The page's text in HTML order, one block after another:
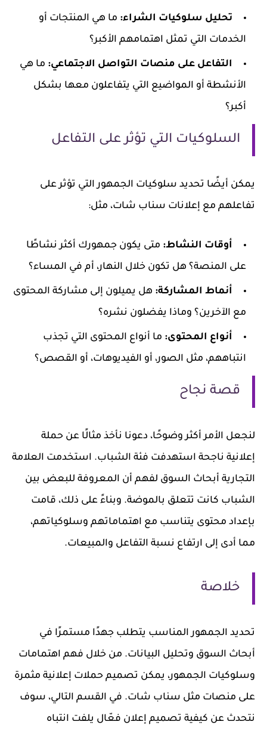
تحليل سلوكيات الشراء: ما هي المنتجات أو
الخدمات التي تمثل اهتمامهم الأكبر؟
التفاعل على منصات التواصل الاجتماعي: ما هي
الأنشطة أو المواضيع التي يتفاعلون معها بشكل
أكبر؟
السلوكيات التي تؤثر على التفاعل
يمكن أيضًا تحديد سلوكيات الجمهور التي تؤثر على
تفاعلهم مع إعلانات سناب شات، مثل:
أوقات النشاط: متى يكون جمهورك أكثر نشاطًا
على المنصة؟ هل تكون خلال النهار، أم في المساء؟
أنماط المشاركة: هل يميلون إلى مشاركة المحتوى
مع الآخرين؟ وماذا يفضلون نشره؟
أنواع المحتوى: ما أنواع المحتوى التي تجذب
انتباههم، مثل الصور، أو الفيديوهات، أو القصص؟
قصة نجاح
لنجعل الأمر أكثر وضوحًا، دعونا نأخذ مثالًا عن حملة
إعلانية ناجحة استهدفت فئة الشباب. استخدمت العلامة
التجارية أبحاث السوق لفهم أن المعروفة للبعض بين
الشباب كانت تتعلق بالموضة. وبناءً على ذلك، قامت
بإعداد محتوى يتناسب مع اهتماماتهم وسلوكياتهم،
مما أدى إلى ارتفاع نسبة التفاعل والمبيعات.
خلاصة
تحديد الجمهور المناسب يتطلب جهدًا مستمرًا في
أبحاث السوق وتحليل البيانات. من خلال فهم اهتمامات
وسلوكيات الجمهور، يمكن تصميم حملات إعلانية مثمرة
على منصات مثل سناب شات. في القسم التالي، سوف
نتحدث عن كيفية تصميم إعلان فعّال يلفت انتباه